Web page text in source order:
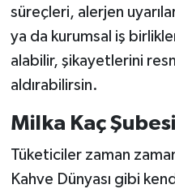
süreçleri, alerjen
ya da kurumsal iş
alabilir, şikayetlerini
aldırabilirsin.
Milka Kaç
Tüketiciler zaman
Kahve Dünyası gibi